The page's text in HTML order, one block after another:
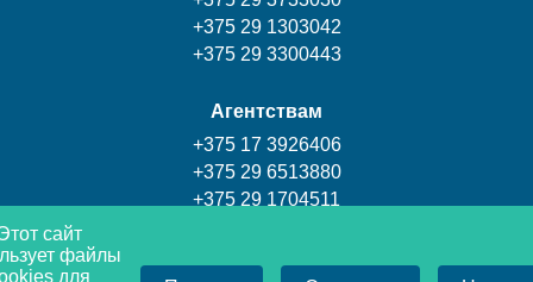
+375 29 1303042
+375 29 3300443
Агентствам
+375 17 3926406
+375 29 6513880
+375 29 1704511
сайт
файлы
для